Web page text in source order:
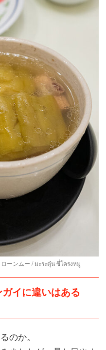
ーンムー / มะระตุ๋น ซี่โครงหมู
イに違いはある
のか。